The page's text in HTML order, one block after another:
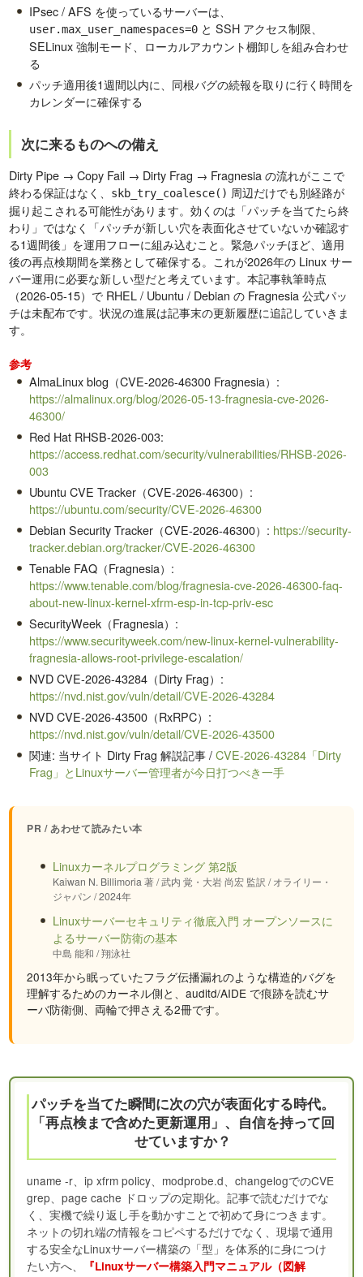
IPsec / AFS を使っているサーバーは、
user.max_user_namespaces=0 と SSH アクセス制限、
SELinux 強制モード、ローカルアカウント棚卸しを組み合わせ
る
パッチ適用後1週間以内に、同根バグの続報を取りに行く時間を
カレンダーに確保する
次に来るものへの備え
Dirty Pipe → Copy Fail → Dirty Frag → Fragnesia の流れがここで
終わる保証はなく、
skb_try_coalesce() 周辺だけでも別経路が
掘り起こされる可能性があります。効くのは「パッチを当てたら終
わり」ではなく「パッチが新しい穴を表面化させていないか確認す
る1週間後」を運用フローに組み込むこと。緊急パッチほど、適用
後の再点検期間を業務として確保する。これが2026年の Linux サー
バー運用に必要な新しい型だと考えています。本記事執筆時点
（2026-05-15）で RHEL / Ubuntu / Debian の Fragnesia 公式パッ
チは未配布です。状況の進展は記事末の更新履歴に追記していきま
す。
参考
AlmaLinux blog（CVE-2026-46300 Fragnesia）:
https://almalinux.org/blog/2026-05-13-fragnesia-cve-2026-
46300/
Red Hat RHSB-2026-003:
https://access.redhat.com/security/vulnerabilities/RHSB-2026-
003
Ubuntu CVE Tracker（CVE-2026-46300）:
https://ubuntu.com/security/CVE-2026-46300
Debian Security Tracker（CVE-2026-46300）: https://security-
tracker.debian.org/tracker/CVE-2026-46300
Tenable FAQ（Fragnesia）:
https://www.tenable.com/blog/fragnesia-cve-2026-46300-faq-
about-new-linux-kernel-xfrm-esp-in-tcp-priv-esc
SecurityWeek（Fragnesia）:
https://www.securityweek.com/new-linux-kernel-vulnerability-
fragnesia-allows-root-privilege-escalation/
NVD CVE-2026-43284（Dirty Frag）:
https://nvd.nist.gov/vuln/detail/CVE-2026-43284
NVD CVE-2026-43500（RxRPC）:
https://nvd.nist.gov/vuln/detail/CVE-2026-43500
関連: 当サイト Dirty Frag 解説記事 /CVE-2026-43284「Dirty
Frag」とLinuxサーバー管理者が今日打つべき一手
PR / あわせて読みたい本
Linuxカーネルプログラミング 第2版
Kaiwan N. Billimoria 著 / 武内 覚・大岩 尚宏 監訳 / オライリー・
ジャパン / 2024年
Linuxサーバーセキュリティ徹底入門 オープンソースに
よるサーバー防衛の基本
中島 能和 / 翔泳社
2013年から眠っていたフラグ伝播漏れのような構造的バグを
理解するためのカーネル側と、auditd/AIDE で痕跡を読むサ
ーバ防衛側、両輪で押さえる2冊です。
パッチを当てた瞬間に次の穴が表面化する時代。
「再点検まで含めた更新運用」、自信を持って回
せていますか？
uname -r、ip xfrm policy、modprobe.d、changelogでのCVE
grep、page cache ドロップの定期化。記事で読むだけでな
く、実機で繰り返し手を動かすことで初めて身につきます。
ネットの切れ端の情報をコピペするだけでなく、現場で通用
する安全なLinuxサーバー構築の「型」を体系的に身につけ
たい方へ、
『Linuxサーバー構築入門マニュアル（図解